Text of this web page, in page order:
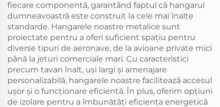
fiecare componentă, garantând faptul că hangarul
dumneavoastră este construit la cele mai înalte
standarde. Hangarele noastre metalice sunt
proiectate pentru a oferi suficient spațiu pentru
diverse tipuri de aeronave, de la avioane private mici
până la jeturi comerciale mari. Cu caracteristici
precum tavan înalt, uși largi și amenajare
personalizabilă, hangarele noastre facilitează accesul
ușor și o funcționare eficientă. În plus, oferim opțiuni
de izolare pentru a îmbunătăți eficiența energetică